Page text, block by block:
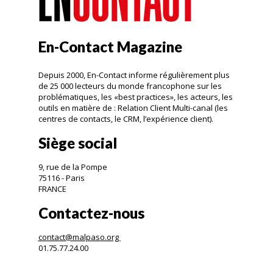
En-Contact Magazine
Depuis 2000, En-Contact informe régulièrement plus
de 25 000 lecteurs du monde francophone sur les
problématiques, les «best practices», les acteurs, les
outils en matière de : Relation Client Multi-canal (les
centres de contacts, le CRM, l’expérience client).
Siège social
9, rue de la Pompe
75116 - Paris
FRANCE
Contactez-nous
contact@malpaso.org
01.75.77.24.00